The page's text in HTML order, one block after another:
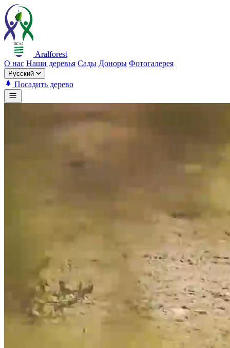
Aralforest
О нас Наши деревья Сады Доноры Фотогалерея
Русский
Посадить дерево